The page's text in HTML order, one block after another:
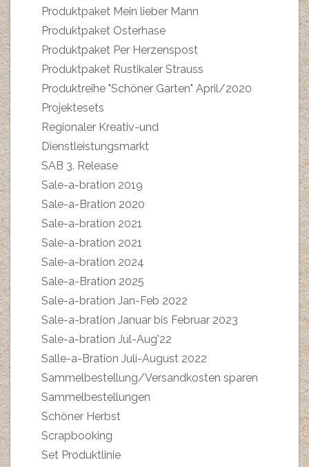
Produktpaket Mein lieber Mann
Produktpaket Osterhase
Produktpaket Per Herzenspost
Produktpaket Rustikaler Strauss
Produktreihe "Schöner Garten" April/2020
Projektesets
Regionaler Kreativ-und
Dienstleistungsmarkt
SAB 3. Release
Sale-a-bration 2019
Sale-a-Bration 2020
Sale-a-bration 2021
Sale-a-bration 2021
Sale-a-bration 2024
Sale-a-Bration 2025
Sale-a-bration Jan-Feb 2022
Sale-a-bration Januar bis Februar 2023
Sale-a-bration Jul-Aug'22
Salle-a-Bration Juli-August 2022
Sammelbestellung/Versandkosten sparen
Sammelbestellungen
Schöner Herbst
Scrapbooking
Set Produktlinie